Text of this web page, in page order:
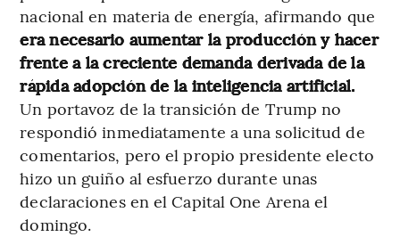
nacional en materia de energía, afirmando que
era necesario aumentar la producción y hacer
frente a la creciente demanda derivada de la
rápida adopción de la inteligencia artificial.
Un portavoz de la transición de Trump no
respondió inmediatamente a una solicitud de
comentarios, pero el propio presidente electo
hizo un guiño al esfuerzo durante unas
declaraciones en el Capital One Arena el
domingo.